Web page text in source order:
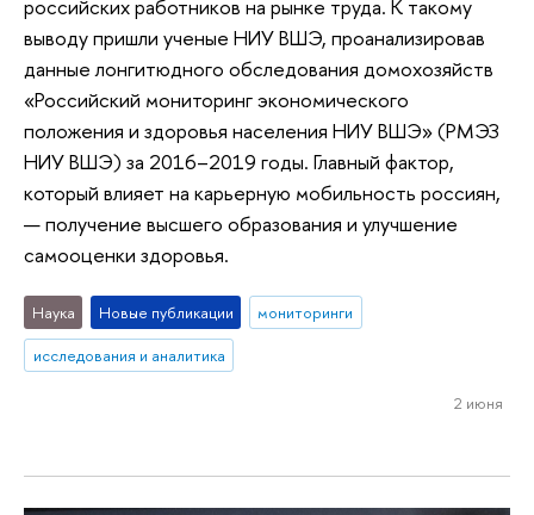
российских работников на рынке труда. К такому
выводу пришли ученые НИУ ВШЭ, проанализировав
данные лонгитюдного обследования домохозяйств
«Российский мониторинг экономического
положения и здоровья населения НИУ ВШЭ» (РМЭЗ
НИУ ВШЭ) за 2016–2019 годы. Главный фактор,
который влияет на карьерную мобильность россиян,
— получение высшего образования и улучшение
самооценки здоровья.
Наука Новые публикации
мониторинги
исследования и аналитика
2 июня